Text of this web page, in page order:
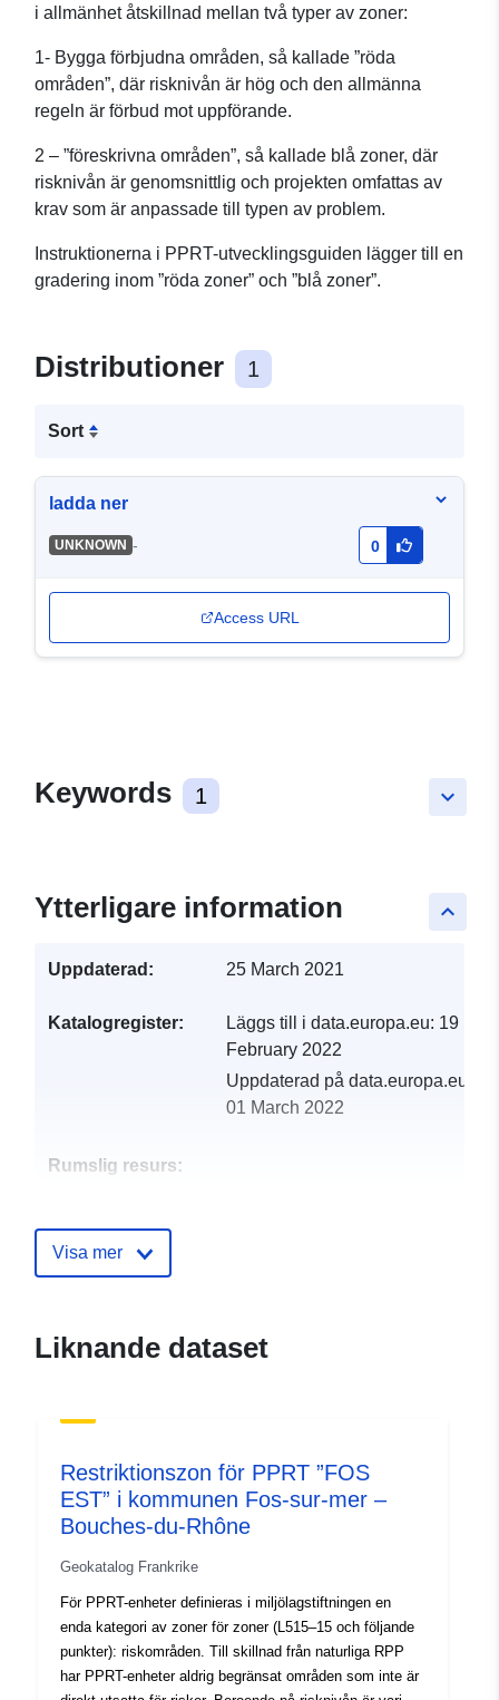
i allmänhet åtskillnad mellan två typer av zoner:
1- Bygga förbjudna områden, så kallade ”röda
områden”, där risknivån är hög och den allmänna
regeln är förbud mot uppförande.
2 – ”föreskrivna områden”, så kallade blå zoner, där
risknivån är genomsnittlig och projekten omfattas av
krav som är anpassade till typen av problem.
Instruktionerna i PPRT-utvecklingsguiden lägger till en
gradering inom ”röda zoner” och ”blå zoner”.
Distributioner 1
Sort
ladda ner
UNKNOWN - 0
Access URL
keyboard_arrow_down
Keywords 1
keyboard_arrow_up
Ytterligare information
Uppdaterad: 25 March 2021
Katalogregister: Läggs till i data.europa.eu: 19
February 2022
Uppdaterad på data.europa.eu:
01 March 2022
Rumslig resurs:
db39554413ab
Typ:
Resurs:
http://inspire.ec.europa.eu/
Visa mer
Liknande dataset
Restriktionszon för PPRT ”FOS
EST” i kommunen Fos-sur-mer –
Bouches-du-Rhône
Geokatalog Frankrike
För PPRT-enheter definieras i miljölagstiftningen en
enda kategori av zoner för zoner (L515–15 och följande
punkter): riskområden. Till skillnad från naturliga RPP
har PPRT-enheter aldrig begränsat områden som inte är